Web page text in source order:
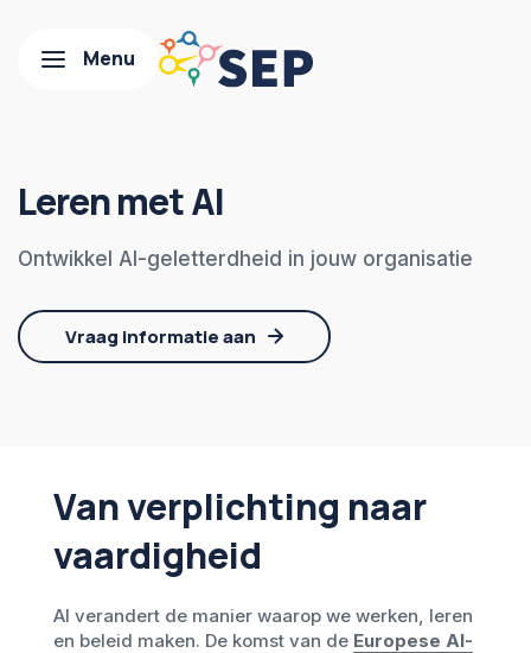
Leren met AI
Ontwikkel AI-geletterdheid in jouw organisatie
Vraag informatie aan
Van verplichting naar
vaardigheid
AI verandert de manier waarop we werken, leren
en beleid maken. De komst van de Europese AI-